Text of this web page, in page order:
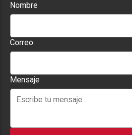
Nombre
Correo
Mensaje